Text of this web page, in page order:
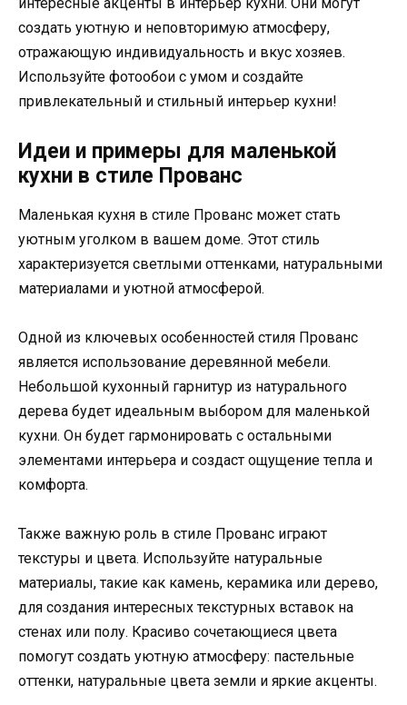
интересные акценты в интерьер кухни. Они могут
создать уютную и неповторимую атмосферу,
отражающую индивидуальность и вкус хозяев.
Используйте фотообои с умом и создайте
привлекательный и стильный интерьер кухни!
Идеи и примеры для маленькой
кухни в стиле Прованс
Маленькая кухня в стиле Прованс может стать
уютным уголком в вашем доме. Этот стиль
характеризуется светлыми оттенками, натуральными
материалами и уютной атмосферой.
Одной из ключевых особенностей стиля Прованс
является использование деревянной мебели.
Небольшой кухонный гарнитур из натурального
дерева будет идеальным выбором для маленькой
кухни. Он будет гармонировать с остальными
элементами интерьера и создаст ощущение тепла и
комфорта.
Также важную роль в стиле Прованс играют
текстуры и цвета. Используйте натуральные
материалы, такие как камень, керамика или дерево,
для создания интересных текстурных вставок на
стенах или полу. Красиво сочетающиеся цвета
помогут создать уютную атмосферу: пастельные
оттенки, натуральные цвета земли и яркие акценты.